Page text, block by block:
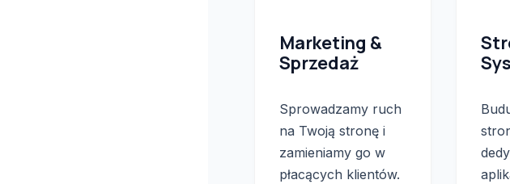
Marketing &
Sprzedaż
Sprowadzamy ruch
na Twoją stronę i
zamieniamy go w
płacących klientów.